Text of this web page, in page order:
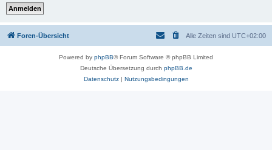
Foren-Übersicht Alle Zeiten sind UTC+02:00
Powered by phpBB® Forum Software © phpBB Limited
Deutsche Übersetzung durch phpBB.de
Datenschutz| Nutzungsbedingungen